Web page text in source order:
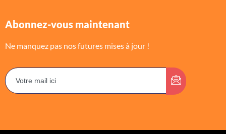
Abonnez-vous maintenant
Ne manquez pas nos futures mises à jour !